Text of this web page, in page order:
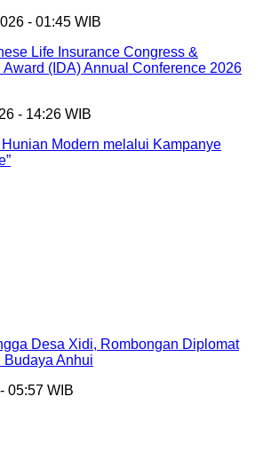
- 01:45 WIB
Life Insurance Congress &
Award (IDA) Annual Conference 2026
- 14:26 WIB
Modern melalui Kampanye
Desa Xidi, Rombongan Diplomat
Budaya Anhui
05:57 WIB